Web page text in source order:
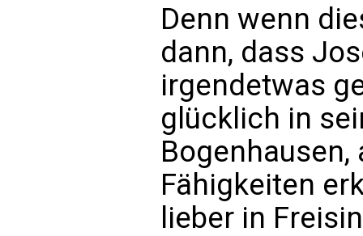
Denn wenn
dann, dass
irgendetwas
glücklich in
Fähigkeiten
lieber in